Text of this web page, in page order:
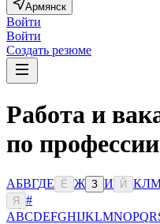
Армянск
Войти
Войти
Создать резюме
Работа и
по
АБВГДЕ Ё Ж З И Й КЛ
Я
#
ABCDEFGHIJKLMNOPQR